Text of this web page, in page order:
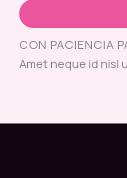
CON PACIENCIA
Amet neque id nisl